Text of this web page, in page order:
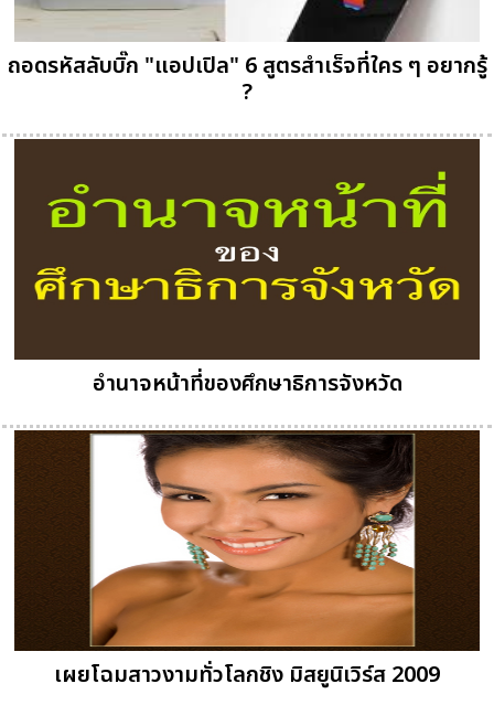
ถอดรหัสลับบิ๊ก "แอปเปิล" 6 สูตรสำเร็จที่ใคร ๆ อยากรู้
?
อำนาจหน้าที่ของศึกษาธิการจังหวัด
เผยโฉมสาวงามทั่วโลกชิง มิสยูนิเวิร์ส 2009